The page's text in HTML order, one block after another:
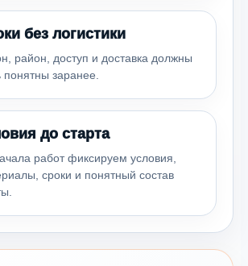
без логистики
район, доступ и доставка должны
понятны заранее.
до старта
работ фиксируем условия,
сроки и понятный состав